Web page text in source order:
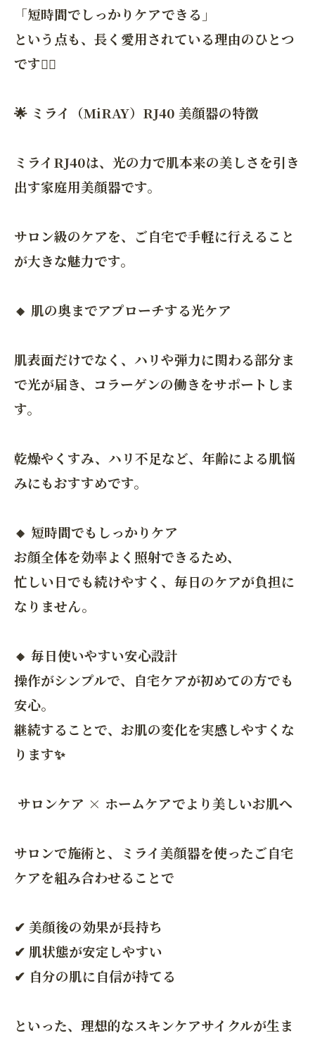
「短時間でしっかりケアできる」
という点も、長く愛用されている理由のひとつ
です💆‍♀️
🌟 ミライ（MiRAY）RJ40 美顔器の特徴
ミライRJ40は、光の力で肌本来の美しさを引き
出す家庭用美顔器です。
サロン級のケアを、ご自宅で手軽に行えること
が大きな魅力です。
🔸 肌の奥までアプローチする光ケア
肌表面だけでなく、ハリや弾力に関わる部分ま
で光が届き、コラーゲンの働きをサポートしま
す。
乾燥やくすみ、ハリ不足など、年齢による肌悩
みにもおすすめです。
🔸 短時間でもしっかりケア
お顔全体を効率よく照射できるため、
忙しい日でも続けやすく、毎日のケアが負担に
なりません。
🔸 毎日使いやすい安心設計
操作がシンプルで、自宅ケアが初めての方でも
安心。
継続することで、お肌の変化を実感しやすくな
ります✨
サロンケア × ホームケアでより美しいお肌へ
サロンで施術と、ミライ美顔器を使ったご自宅
ケアを組み合わせることで
✔ 美顔後の効果が長持ち
✔ 肌状態が安定しやすい
✔ 自分の肌に自信が持てる
といった、理想的なスキンケアサイクルが生ま